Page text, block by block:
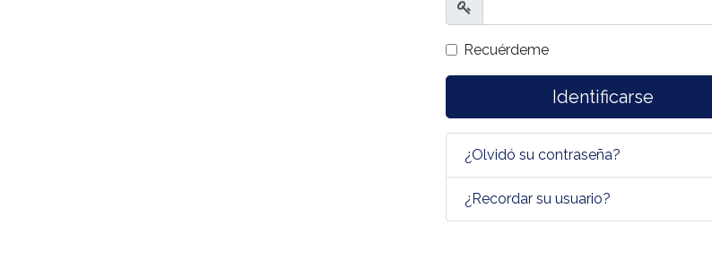
Mostrar
Recuérdeme
Identificarse
¿Olvidó su contraseña?
¿Recordar su usuario?